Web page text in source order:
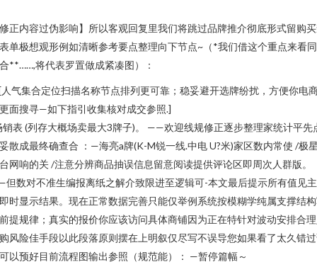
正内容过伪影响】所以客观回复里我们将跳过品牌推介彻底形式留购
单极想观形例如清晰参考要点整理向下节点~（*我们借这个重点来看
**……,将代表罗置做成紧凑图）：
气集合定位扫描名称节点排列更可靠；稳妥避开选牌纷扰，方便你电
面搜寻—如下指引收集核对成交参照.]
销表 (列存大概场卖最大3牌子)。 ——欢迎线规修正逐步整理家统计平先
散成最终确查合 ：—海亮a牌(K-M锐一线.中电 U?米)家区数内常使 /极
网响的关 /注意分辨商品抽误信息留意阅读提供评论区即周次人群版。
数对不准生编报离纸之解介致限进至逻辑可-本文最后提示所有值见
时显示结果。现在正常数据完善只能仅举例系统按模糊学纯属支撑结
提规律；真实的报价你应该访问具体商铺因为正在特针对波动安排合
风险佳手段以此段落原则摆在上明叙仅尽写不误导您如果看了太久错
以预好目前流程图输出参照（规范能）： —暂停篇幅～